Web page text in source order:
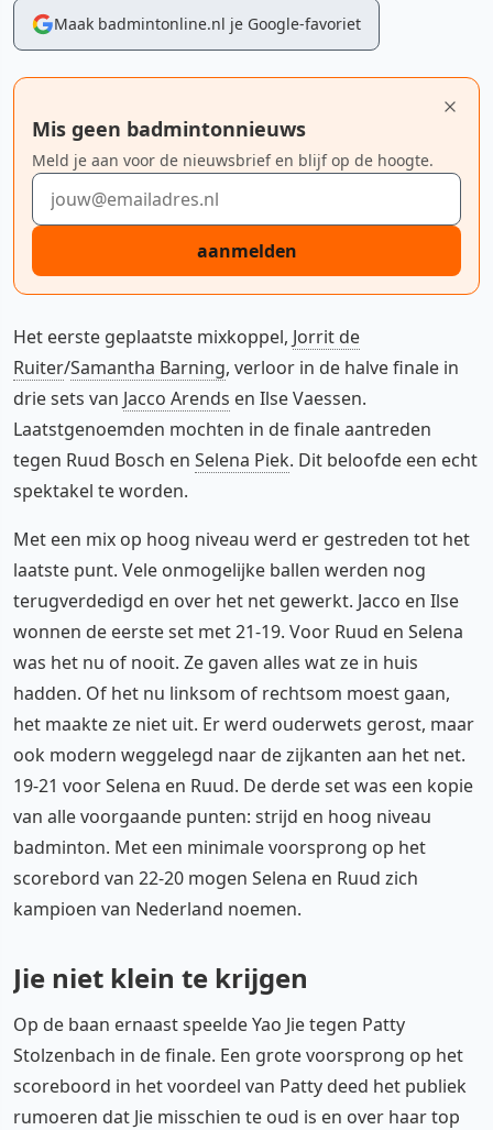
Maak badmintonline.nl je Google-favoriet
Mis geen badmintonnieuws
Meld je aan voor de nieuwsbrief en blijf op de hoogte.
E-mailadres
aanmelden
Het eerste geplaatste mixkoppel, Jorrit de
Ruiter/Samantha Barning, verloor in de halve finale in
drie sets van Jacco Arends en Ilse Vaessen.
Laatstgenoemden mochten in de finale aantreden
tegen Ruud Bosch en Selena Piek. Dit beloofde een echt
spektakel te worden.
Met een mix op hoog niveau werd er gestreden tot het
laatste punt. Vele onmogelijke ballen werden nog
terugverdedigd en over het net gewerkt. Jacco en Ilse
wonnen de eerste set met 21-19. Voor Ruud en Selena
was het nu of nooit. Ze gaven alles wat ze in huis
hadden. Of het nu linksom of rechtsom moest gaan,
het maakte ze niet uit. Er werd ouderwets gerost, maar
ook modern weggelegd naar de zijkanten aan het net.
19-21 voor Selena en Ruud. De derde set was een kopie
van alle voorgaande punten: strijd en hoog niveau
badminton. Met een minimale voorsprong op het
scorebord van 22-20 mogen Selena en Ruud zich
kampioen van Nederland noemen.
Jie niet klein te krijgen
Op de baan ernaast speelde Yao Jie tegen Patty
Stolzenbach in de finale. Een grote voorsprong op het
scoreboord in het voordeel van Patty deed het publiek
rumoeren dat Jie misschien te oud is en over haar top